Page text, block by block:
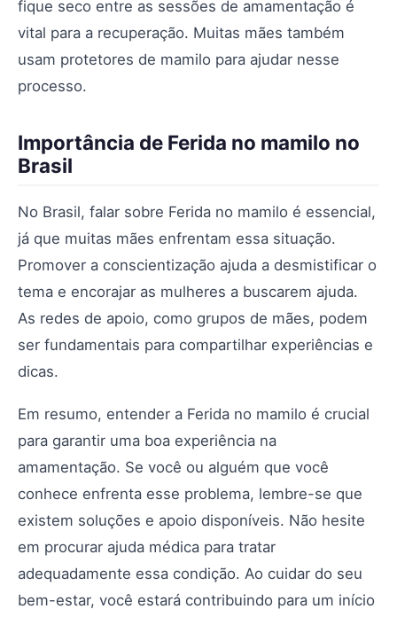
fique seco entre as sessões de amamentação é
vital para a recuperação. Muitas mães também
usam protetores de mamilo para ajudar nesse
processo.
Importância de Ferida no mamilo no
Brasil
No Brasil, falar sobre Ferida no mamilo é essencial,
já que muitas mães enfrentam essa situação.
Promover a conscientização ajuda a desmistificar o
tema e encorajar as mulheres a buscarem ajuda.
As redes de apoio, como grupos de mães, podem
ser fundamentais para compartilhar experiências e
dicas.
Em resumo, entender a Ferida no mamilo é crucial
para garantir uma boa experiência na
amamentação. Se você ou alguém que você
conhece enfrenta esse problema, lembre-se que
existem soluções e apoio disponíveis. Não hesite
em procurar ajuda médica para tratar
adequadamente essa condição. Ao cuidar do seu
bem-estar, você estará contribuindo para um início